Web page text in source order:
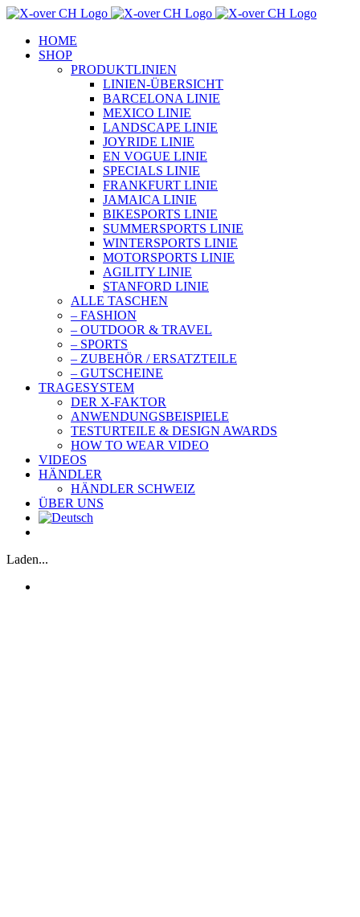
Zum
springenHOME
SHOP
PRODUKTLINIEN
LINIEN-ÜBERSICHT
BARCELONA LINIE
MEXICO LINIE
LANDSCAPE LINIE
JOYRIDE LINIE
EN VOGUE LINIE
SPECIALS LINIE
FRANKFURT LINIE
JAMAICA LINIE
BIKESPORTS LINIE
SUMMERSPORTS LINIE
WINTERSPORTS LINIE
MOTORSPORTS LINIE
AGILITY LINIE
STANFORD LINIE
ALLE TASCHEN
– FASHION
– OUTDOOR & TRAVEL
– SPORTS
– ZUBEHÖR / ERSATZTEILE
– GUTSCHEINE
TRAGESYSTEM
DER X-FAKTOR
ANWENDUNGSBEISPIELE
TESTURTEILE & DESIGN AWARDS
HOW TO WEAR VIDEO
VIDEOS
HÄNDLER
HÄNDLER SCHWEIZ
ÜBER UNS
Laden...